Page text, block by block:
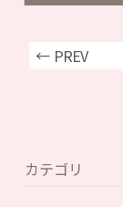
← PREV
カテゴリ